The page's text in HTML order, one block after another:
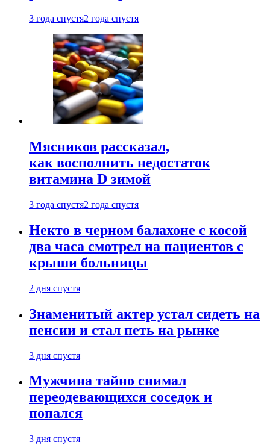
3 года спустя2 года спустя
Мясников рассказал,
как восполнить недостаток
витамина D зимой
3 года спустя2 года спустя
Некто в черном балахоне с косой
два часа смотрел на пациентов с
крыши больницы
2 дня спустя
Знаменитый актер устал сидеть на
пенсии и стал петь на рынке
3 дня спустя
Мужчина тайно снимал
переодевающихся соседок и
попался
3 дня спустя